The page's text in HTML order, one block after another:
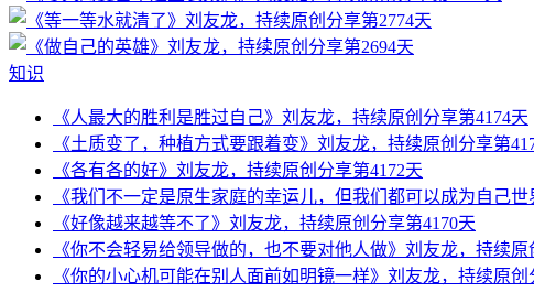
知识
《人最大的胜利是胜过自己》刘友龙，持续原创分享第4174天
《土质变了，种植方式要跟着变》刘友龙，持续原创分享第
《各有各的好》刘友龙，持续原创分享第4172天
《我们不一定是原生家庭的幸运儿，但我们都可以成为自己
《好像越来越等不了》刘友龙，持续原创分享第4170天
《你不会轻易给领导做的，也不要对他人做》刘友龙，持续原
《你的小心机可能在别人面前如明镜一样》刘友龙，持续原创